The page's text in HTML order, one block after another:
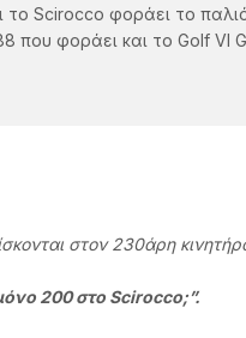
το Scirocco φοράει το
που φοράει και το Golf VI
στον 230άρη
200 στο Scirocco;”.